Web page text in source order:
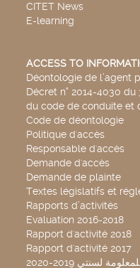
CITET News
E-learning
ACCESS TO
Déontologie de l’agent
Décret n° 2014-4030
du code de conduite et
Code de déontologie
Politique d'accès
Responsable d'accès
Demande d'accès
Demande de plainte
Textes législatifs et
Rapports d’activités
Evaluation 2016-2018
Rapport d'activité 2018
Rapport d'activité 2017
لسنتي 2019-2020